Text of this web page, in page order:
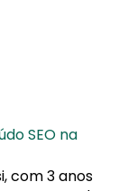
SEO na
com 3 anos